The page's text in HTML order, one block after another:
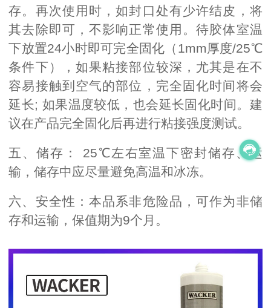
存。再次使用时，如封口处有少许结皮，将
其去除即可，不影响正常使用。待胶体室温
下放置24小时即可完全固化（1mm厚度/25℃
条件下），如果粘接部位较深，尤其是在不
容易接触到空气的部位，完全固化时间将会
延长; 如果温度较低，也会延长固化时间。建
议在产品完全固化后再进行粘接强度测试。
五、储存： 25℃左右室温下密封储存、运
输，储存中应尽量避免高温和冰冻。
六、安全性：本品系非危险品，可作为非储
存和运输，保值期为9个月。